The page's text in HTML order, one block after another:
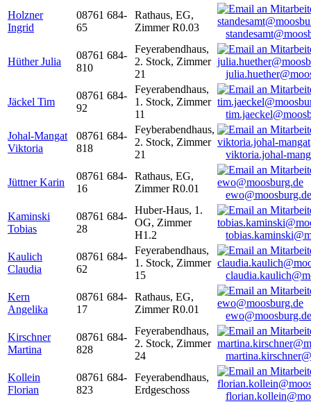
Holzner
Ingrid
08761 684-
65
Rathaus, EG,
Zimmer R0.03
Hüther Julia
08761 684-
810
Feyerabendhaus,
2. Stock, Zimmer
21
Jäckel Tim
08761 684-
92
Feyerabendhaus,
1. Stock, Zimmer
11
Johal-Mangat
Viktoria
08761 684-
818
Feyberabendhaus,
2. Stock, Zimmer
21
viktoria.johal-
Jüttner Karin
08761 684-
16
Rathaus, EG,
Zimmer R0.01
ewo@moosburg.de
Kaminski
Tobias
08761 684-
28
Huber-Haus, 1.
OG, Zimmer
H1.2
Kaulich
Claudia
08761 684-
62
Feyerabendhaus,
1. Stock, Zimmer
15
Kern
Angelika
08761 684-
17
Rathaus, EG,
Zimmer R0.01
ewo@moosburg.de
Kirschner
Martina
08761 684-
828
Feyerabendhaus,
2. Stock, Zimmer
24
Kollein
Florian
08761 684-
823
Feyerabendhaus,
Erdgeschoss